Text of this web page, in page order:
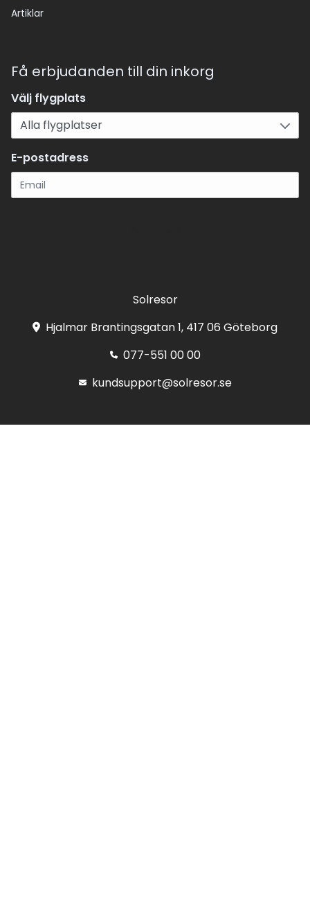
Artiklar
Få erbjudanden till din inkorg
Välj flygplats
E-postadress
Solresor
Hjalmar Brantingsgatan 1, 417 06 Göteborg
077-551 00 00
kundsupport@solresor.se